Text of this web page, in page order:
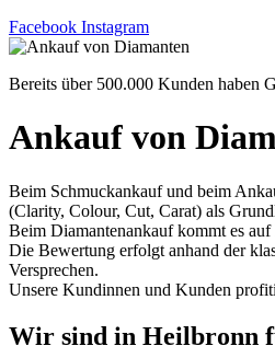
Facebook Instagram
Bereits über 500.000 Kunden haben
Ankauf von
Beim Schmuckankauf und beim
(Clarity, Colour, Cut, Carat) als
Beim Diamantenankauf kommt es
Die Bewertung erfolgt anhand der
Versprechen.
Unsere Kundinnen und Kunden
Wir sind in Heilbronn